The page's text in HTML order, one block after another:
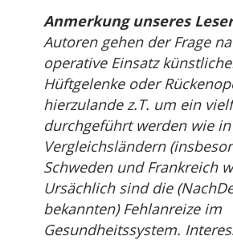
Anmerkung unseres
Autoren gehen der Frage
operative Einsatz
Hüftgelenke oder
hierzulande z.T. um ein
durchgeführt werden wie in
Vergleichsländern
Schweden und Frankreich
Ursächlich sind die
bekannten) Fehlanreize im
Gesundheitssystem.